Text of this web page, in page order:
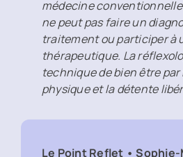
médecine
ne peut pas faire un
traitement ou participer à
thérapeutique. La
technique de bien être
physique et la détente
Le Point Reflet • Sophie-